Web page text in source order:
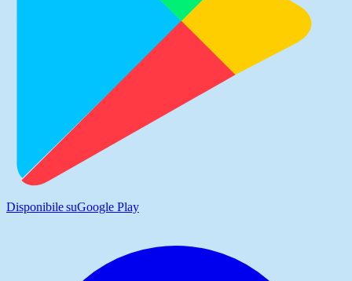
Disponibile suGoogle Play